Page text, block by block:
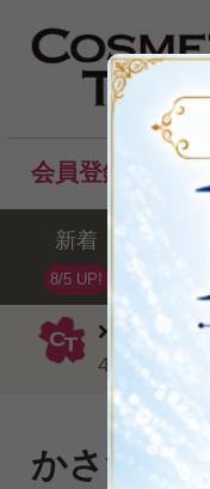
ドクター
4.9g
会員登録後のお
新着
8/5 UP!
かさつき